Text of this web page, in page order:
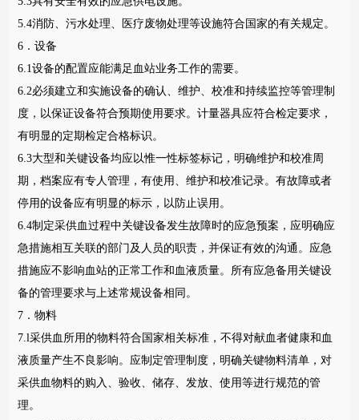
5.4消防、污水处理、医疗废物处理等设施符合国家的有关规定。
6．设备
6.1设备的配置应能满足血站业务工作的需要。
6.2必须建立和实施设备的确认、维护、校准和持续监控等管理制
度，以保证设备符合预期使用要求。计量器具应符合检定要求，
有明显的定期检定合格标识。
6.3大型和关键设备均应以惟一性标签标记，明确维护和校准周
期，档案应有专人管理，有使用、维护和校准记录。有故障或者
停用的设备应有明显的标示，以防止误用。
6.4制定采供血过程中关键设备发生故障时的应急预案，应明确应
急措施相互关联的部门及人员的职责，并保证有效的沟通。应急
措施应不影响血站的正常工作和血液质量。所有应急备用关键设
备的管理要求与上述常规设备相同。
7．物料
7.l采供血所用的物料符合国家相关标准，不得对献血者健康和血
液质量产生不良影响。应制定管理制度，明确关键物料清单，对
采供血物料的购入、验收、储存、发放、使用等进行规范的管
理。